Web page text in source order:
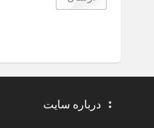
درباره سایت